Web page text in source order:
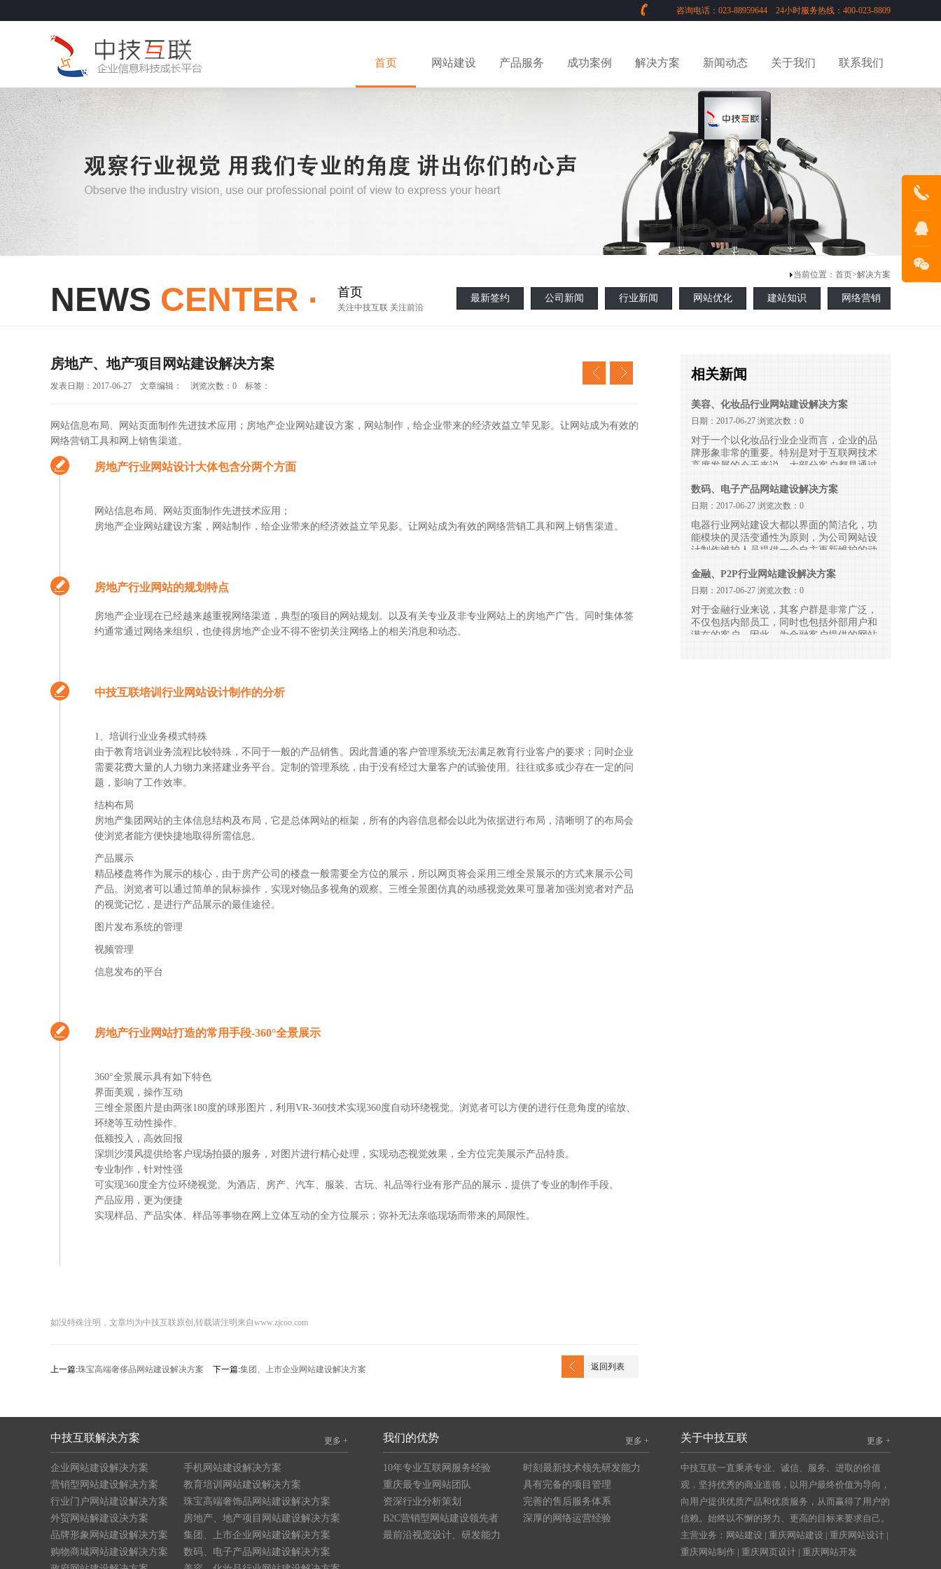
咨询电话：023-88959644 24小时服务热线：400-023-8809
首页 网站建设 产品服务 成功案例 解决方案 新闻动态 关于我们 联系我们
NEWS CENTER · 首页
关注中技互联 关注前沿
当前位置： 首页>解决方案
最新签约 公司新闻 行业新闻 网站优化 建站知识 网络营销
房地产、地产项目网站建设解决方案
发表日期：2017-06-27 文章编辑： 浏览次数：0 标签：
网站信息布局、网站页面制作先进技术应用；房地产企业网站建设方案，网站制作，给企业带来的经济效益立竿见影。让网站成为有效的
网络营销工具和网上销售渠道。
房地产行业网站设计大体包含分两个方面
网站信息布局、网站页面制作先进技术应用；
房地产企业网站建设方案，网站制作，给企业带来的经济效益立竿见影。让网站成为有效的网络营销工具和网上销售渠道。
房地产行业网站的规划特点
房地产企业现在已经越来越重视网络渠道，典型的项目的网站规划。以及有关专业及非专业网站上的房地产广告。同时集体签
约通常通过网络来组织，也使得房地产企业不得不密切关注网络上的相关消息和动态。
中技互联培训行业网站设计制作的分析
1、培训行业业务模式特殊
由于教育培训业务流程比较特殊，不同于一般的产品销售。因此普通的客户管理系统无法满足教育行业客户的要求；同时企业
需要花费大量的人力物力来搭建业务平台。定制的管理系统，由于没有经过大量客户的试验使用。往往或多或少存在一定的问
题，影响了工作效率。
结构布局
房地产集团网站的主体信息结构及布局，它是总体网站的框架，所有的内容信息都会以此为依据进行布局，清晰明了的布局会
使浏览者能方便快捷地取得所需信息。
产品展示
精品楼盘将作为展示的核心，由于房产公司的楼盘一般需要全方位的展示，所以网页将会采用三维全景展示的方式来展示公司
产品。浏览者可以通过简单的鼠标操作，实现对物品多视角的观察。三维全景图仿真的动感视觉效果可显著加强浏览者对产品
的视觉记忆，是进行产品展示的最佳途径。
图片发布系统的管理
视频管理
信息发布的平台
房地产行业网站打造的常用手段-360°全景展示
360°全景展示具有如下特色
界面美观，操作互动
三维全景图片是由两张180度的球形图片，利用VR-360技术实现360度自动环绕视觉。浏览者可以方便的进行任意角度的缩放、
环绕等互动性操作。
低额投入，高效回报
深圳沙漠风提供给客户现场拍摄的服务，对图片进行精心处理，实现动态视觉效果，全方位完美展示产品特质。
专业制作，针对性强
可实现360度全方位环绕视觉。为酒店、房产、汽车、服装、古玩、礼品等行业有形产品的展示，提供了专业的制作手段。
产品应用，更为便捷
实现样品、产品实体、样品等事物在网上立体互动的全方位展示；弥补无法亲临现场而带来的局限性。
如没特殊注明，文章均为中技互联原创,转载请注明来自www.zjcoo.com
返回列表
上一篇:珠宝高端奢侈品网站建设解决方案 下一篇:集团、上市企业网站建设解决方案
相关新闻
美容、化妆品行业网站建设解决方案
日期：2017-06-27 浏览次数：0
对于一个以化妆品行业企业而言，企业的品
牌形象非常的重要。特别是对于互联网技术
高度发展的今天来说，大部分客户都是通过
数码、电子产品网站建设解决方案
日期：2017-06-27 浏览次数：0
电器行业网站建设大都以界面的简洁化，功
能模块的灵活变通性为原则，为公司网站设
计制作维护人员提供一个自主更新维护的动
金融、P2P行业网站建设解决方案
日期：2017-06-27 浏览次数：0
对于金融行业来说，其客户群是非常广泛，
不仅包括内部员工，同时也包括外部用户和
潜在的客户。因此，为金融客户提供的网站
更多 +
中技互联解决方案
企业网站建设解决方案
营销型网站建设解决方案
行业门户网站建设解决方案
外贸网站解建设决方案
品牌形象网站建设解决方案
购物商城网站建设解决方案
手机网站建设解决方案
教育培训网站建设解决方案
珠宝高端奢饰品网站建设解决方案
房地产、地产项目网站建设解决方案
集团、上市企业网站建设解决方案
数码、电子产品网站建设解决方案
更多 +
我们的优势
10年专业互联网服务经验
重庆最专业网站团队
资深行业分析策划
B2C营销型网站建设领先者
最前沿视觉设计、研发能力
时刻最新技术领先研发能力
具有完备的项目管理
完善的售后服务体系
深厚的网络运营经验
更多 +
关于中技互联
中技互联一直秉承专业、诚信、服务、进取的价值
观，坚持优秀的商业道德，以用户最终价值为导向，
向用户提供优质产品和优质服务，从而赢得了用户的
信赖。始终以不懈的努力、更高的目标来要求自己。
主营业务： 网站建设 | 重庆网站建设 | 重庆网站设计 |
重庆网站制作 | 重庆网页设计 | 重庆网站开发
023-
88959644
在线客服